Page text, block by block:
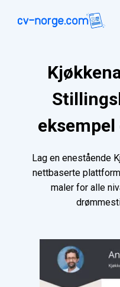
Lag en enestående
nettbaserte
maler for alle